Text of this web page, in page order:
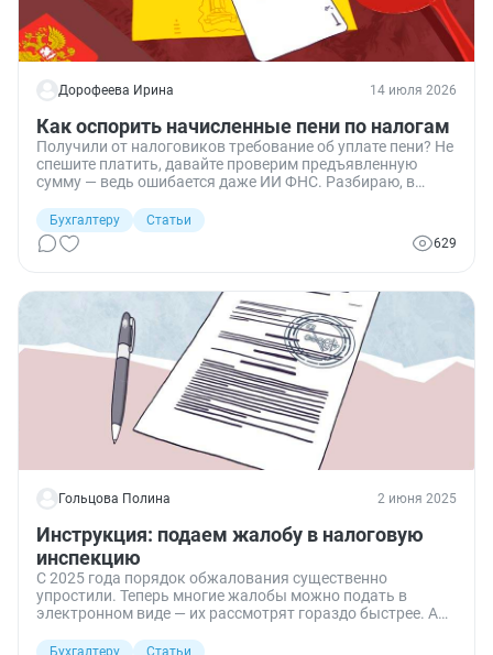
Дорофеева Ирина 14 июля 2026
Как оспорить начисленные пени по налогам
Получили от налоговиков требование об уплате пени? Не
спешите платить, давайте проверим предъявленную
сумму — ведь ошибается даже ИИ ФНС. Разбираю, в
пошагово и когда реально вернуть уже уплаченные
суммы.
Бухгалтеру
Статьи
629
Гольцова Полина 2 июня 2025
Инструкция: подаем жалобу в налоговую
инспекцию
С 2025 года порядок обжалования существенно
упростили. Теперь многие жалобы можно подать в
электронном виде — их рассмотрят гораздо быстрее. А
или для привлечения к ответственности в упрощенном
Бухгалтеру
Статьи